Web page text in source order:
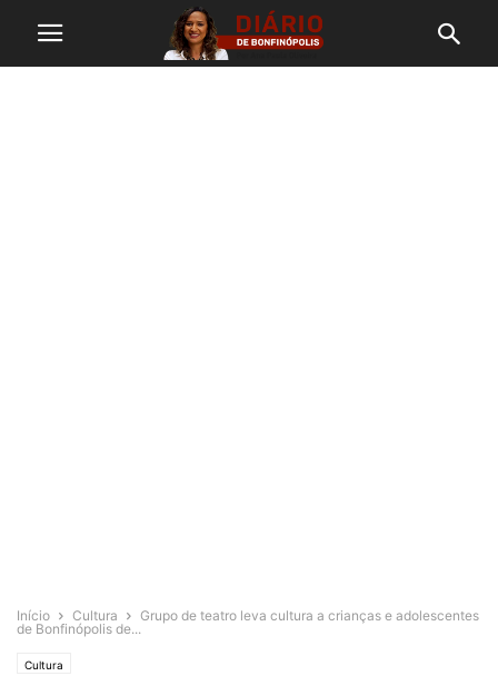
Início Cultura
Grupo de teatro leva cultura a crianças e adolescentes
de Bonfinópolis de...
Cultura